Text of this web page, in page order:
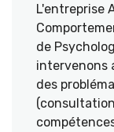
L'entreprise
de
intervenons
des